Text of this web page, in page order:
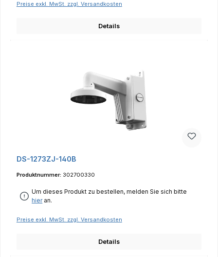
Preise exkl. MwSt. zzgl. Versandkosten
Details
DS-1273ZJ-140B
Produktnummer: 302700330
Um dieses Produkt zu bestellen, melden Sie sich bitte
hieran.
Preise exkl. MwSt. zzgl. Versandkosten
Details